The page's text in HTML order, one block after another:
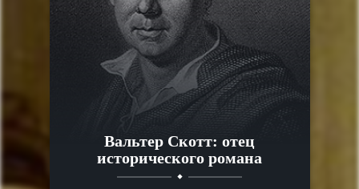
Вальтер Скотт: отец
исторического романа